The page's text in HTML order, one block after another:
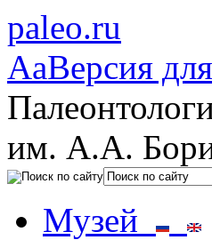
paleo.ru
AaВерсия
им. А.А.
Музей